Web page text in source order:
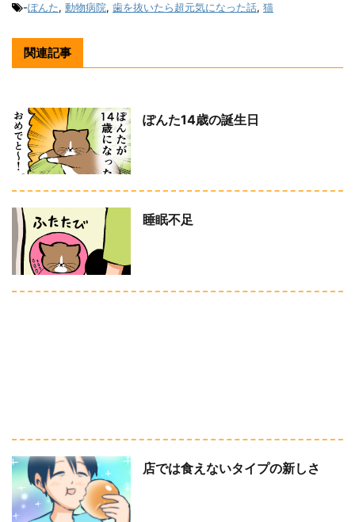
-ぽんた, 動物病院, 歯を抜いたら超元気になった話, 猫
関連記事
ぽんた14歳の誕生日
睡眠不足
店では食えないタイプの新しさ